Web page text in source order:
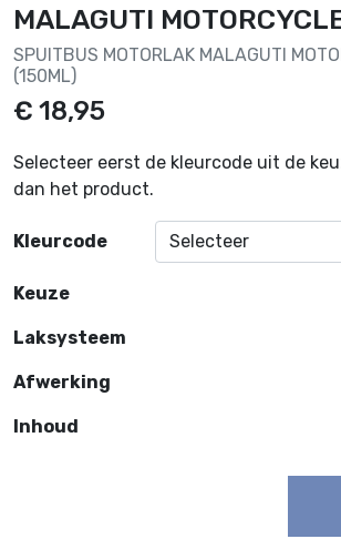
MALAGUTI
SPUITBUS MOTORLAK MALAGUTI
(150ML)
€ 18,95
Selecteer eerst de kleurcode uit de
dan het product.
Kleurcode
Keuze
Laksysteem
Afwerking
Inhoud